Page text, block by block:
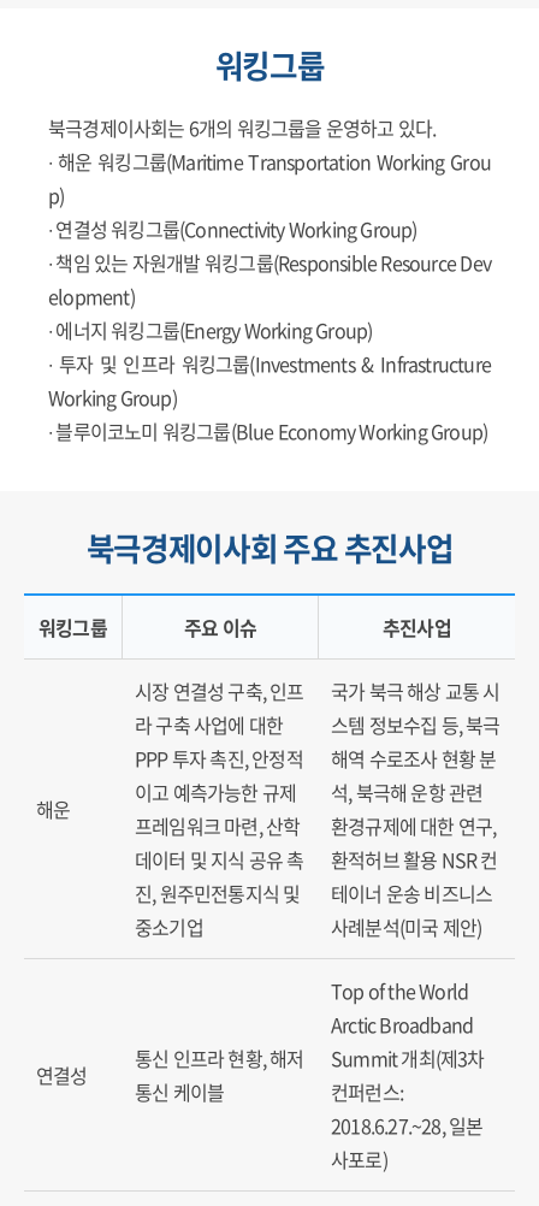
워킹그룹
북극경제이사회는 6개의 워킹그룹을 운영하고 있다.
∙ 해운 워킹그룹(Maritime Transportation Working Grou
p)
∙ 연결성 워킹그룹(Connectivity Working Group)
∙ 책임 있는 자원개발 워킹그룹(Responsible Resource Dev
elopment)
∙ 에너지 워킹그룹(Energy Working Group)
∙ 투자 및 인프라 워킹그룹(Investments & Infrastructure
Working Group)
∙ 블루이코노미 워킹그룹(Blue Economy Working Group)
북극경제이사회 주요 추진사업
북극해 및 주변 수역의 주요 어족 자원
워킹그룹 주요 이슈 추진사업
해운
시장 연결성 구축, 인프
라 구축 사업에 대한
PPP 투자 촉진, 안정적
이고 예측가능한 규제
프레임워크 마련, 산학
데이터 및 지식 공유 촉
진, 원주민전통지식 및
중소기업
국가 북극 해상 교통 시
스템 정보수집 등, 북극
해역 수로조사 현황 분
석, 북극해 운항 관련
환경규제에 대한 연구,
환적허브 활용 NSR 컨
테이너 운송 비즈니스
사례분석(미국 제안)
연결성
통신 인프라 현황, 해저
통신 케이블
Top of the World
Arctic Broadband
Summit 개최(제3차
컨퍼런스:
2018.6.27.~28, 일본
사포로)